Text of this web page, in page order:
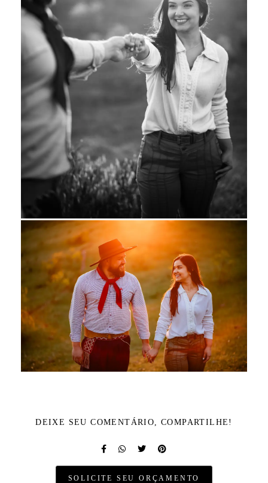
DEIXE SEU COMENTÁRIO, COMPARTILHE!
SOLICITE SEU ORÇAMENTO